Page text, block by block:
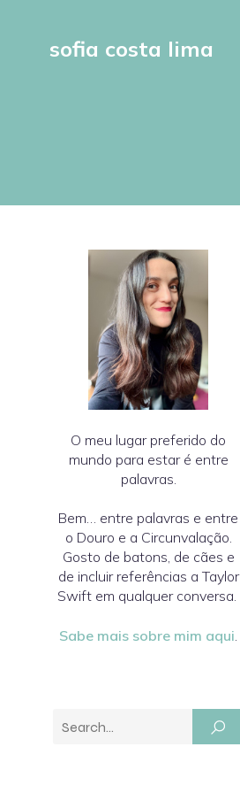
sofia costa lima
O meu lugar preferido do
mundo para estar é entre
palavras.
Bem… entre palavras e entre
o Douro e a Circunvalação.
Gosto de batons, de cães e
de incluir referências a Taylor
Swift em qualquer conversa.
Sabe mais sobre mim aqui.